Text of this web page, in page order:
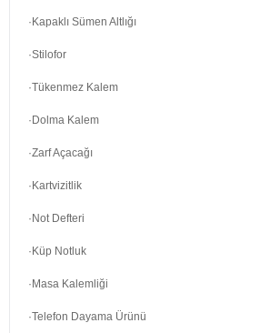
·Kapaklı Sümen Altlığı
·Stilofor
·Tükenmez Kalem
·Dolma Kalem
·Zarf Açacağı
·Kartvizitlik
·Not Defteri
·Küp Notluk
·Masa Kalemliği
·Telefon Dayama Ürünü